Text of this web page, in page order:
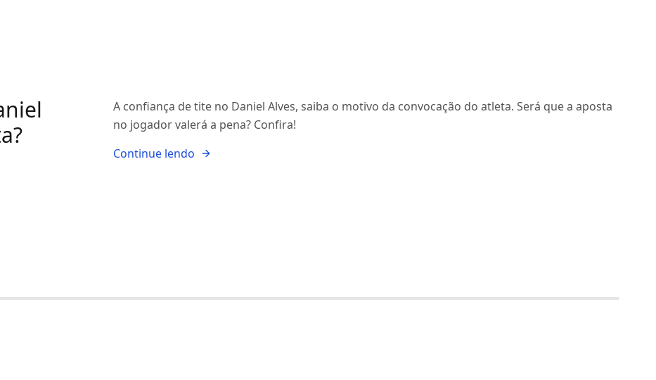
A confiança de tite no Daniel Alves, saiba o motivo da convocação do atleta. Será que a aposta
no jogador valerá a pena? Confira!
Continue lendo